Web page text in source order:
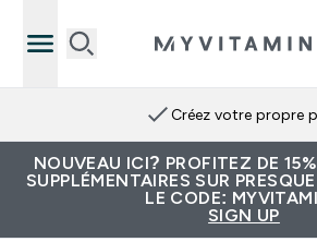
Créez votre propre
NOUVEAU ICI? PROFITEZ DE
SUPPLÉMENTAIRES SUR
LE CODE:
SIGN UP